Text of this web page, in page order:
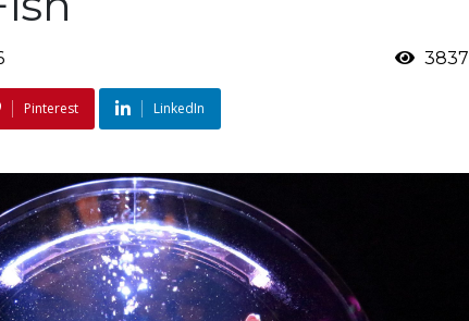
3837
Pinterest LinkedIn